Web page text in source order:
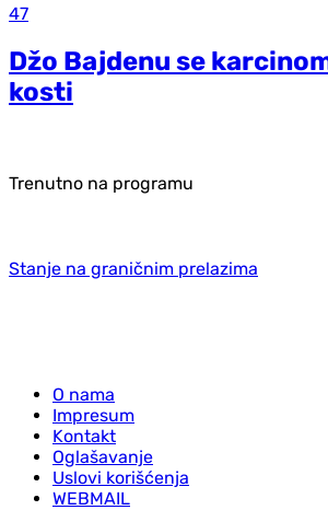
47
Džo Bajdenu se
kosti
Trenutno na programu
Stanje na graničnim prelazima
O nama
Impresum
Kontakt
Oglašavanje
Uslovi korišćenja
WEBMAIL